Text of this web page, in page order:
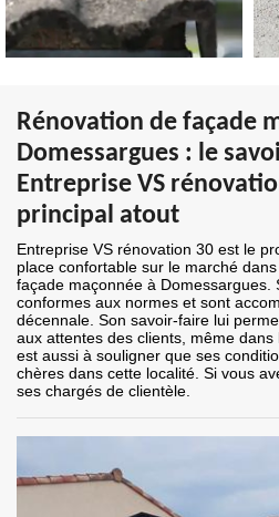
Rénovation de façade
Domessargues : le
Entreprise VS
principal atout
Entreprise VS rénovation 30 est le
place confortable sur le marché
façade maçonnée à Domessargues.
conformes aux normes et sont
décennale. Son savoir-faire lui
aux attentes des clients, même
est aussi à souligner que ses
chères dans cette localité. Si vous
ses chargés de clientèle.